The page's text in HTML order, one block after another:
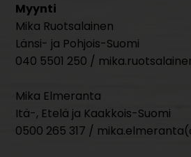
Myynti
Mika Ruotsalainen
Länsi- ja Pohjois-Suomi
040 5501 250 /
Mika Elmeranta
Itä-, Etelä ja Kaakkois-Suomi
0500 265 317 /